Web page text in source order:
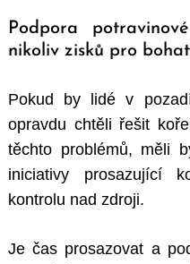
Podpora
nikoliv zisků pro
Pokud by lidé v
opravdu chtěli řešit
těchto problémů, měli
iniciativy prosazující
kontrolu nad zdroji.
Je čas prosazovat a